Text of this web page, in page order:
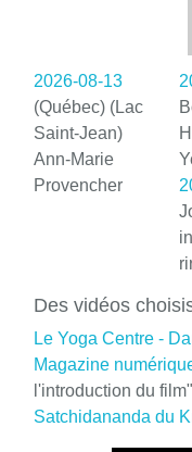
2026-08-13
(Québec) (Lac
Saint-Jean)
Ann-Marie
Provencher
Des vidéos
Le Yoga Centre -
Magazine
l'introduction du
Satchidananda du